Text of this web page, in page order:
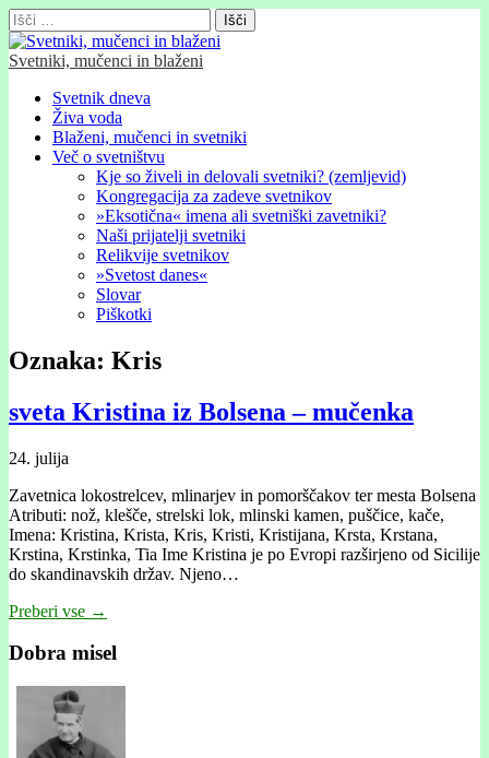
Išči:
Svetniki, mučenci in blaženi
Glavni
meni
Skip
content
Svetnik dneva
Živa voda
Blaženi, mučenci in svetniki
Več o svetništvu
Kje so živeli in delovali svetniki? (zemljevid)
Kongregacija za zadeve svetnikov
»Eksotična« imena ali svetniški zavetniki?
Naši prijatelji svetniki
Relikvije svetnikov
»Svetost danes«
Slovar
Piškotki
Oznaka: Kris
sveta Kristina iz Bolsena – mučenka
24. julija
Zavetnica lokostrelcev, mlinarjev in pomorščakov ter mesta Bolsena
Atributi: nož, klešče, strelski lok, mlinski kamen, puščice, kače,
Imena: Kristina, Krista, Kris, Kristi, Kristijana, Krsta, Krstana,
Krstina, Krstinka, Tia Ime Kristina je po Evropi razširjeno od Sicilije
do skandinavskih držav. Njeno…
Preberi vse →
Dobra misel